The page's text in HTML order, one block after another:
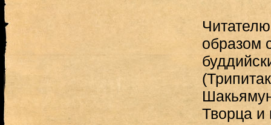
образом
Творца и